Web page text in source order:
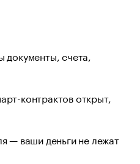
документы, счета,
контрактов открыт,
— ваши деньги не лежат